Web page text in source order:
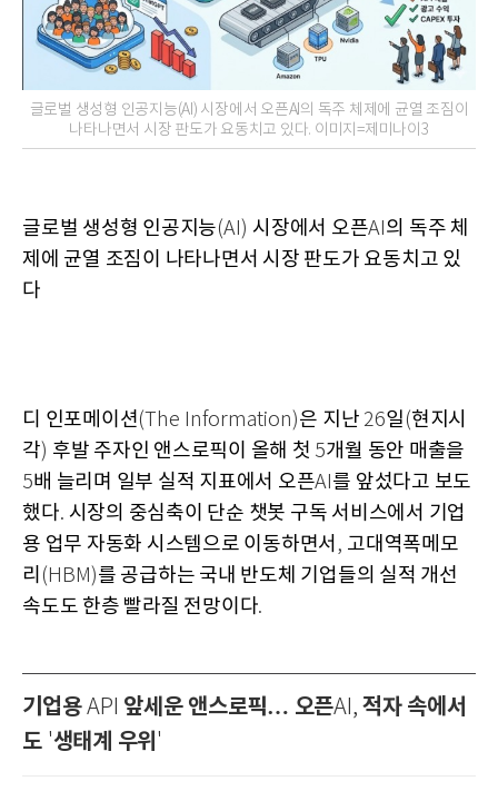
글로벌 생성형 인공지능(AI) 시장에서 오픈AI의 독주 체제에 균열 조짐이
나타나면서 시장 판도가 요동치고 있다. 이미지=제미나이3
글로벌 생성형 인공지능(AI) 시장에서 오픈AI 의 독주 체
제에 균열 조짐이 나타나면서 시장 판도가 요동치고 있
다
디 인포메이션(The Information)은 지난 26일 (현지시
각) 후발 주자인 앤스로픽이 올해 첫 5개월 동안 매출을
5배 늘리며 일부 실적 지표에서 오픈AI 를 앞섰다고 보도
했다. 시장의 중심축이 단순 챗봇 구독 서비스에서 기업
용 업무 자동화 시스템으로 이동하면서 , 고대역폭메모
리 (HBM)를 공급하는 국내 반도체 기업들의 실적 개선
속도도 한층 빨라질 전망이다.
기업용API 앞세운 앤스로픽… 오픈AI, 적자 속에서
도 '생태계 우위 '